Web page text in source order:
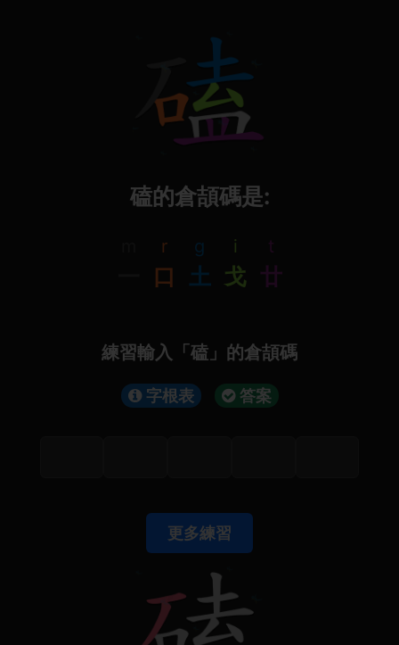
磕的倉頡碼是:
r
口
g
土
i
戈
t
廿
練習輸入「磕」的倉頡碼
字根表 答案
更多練習